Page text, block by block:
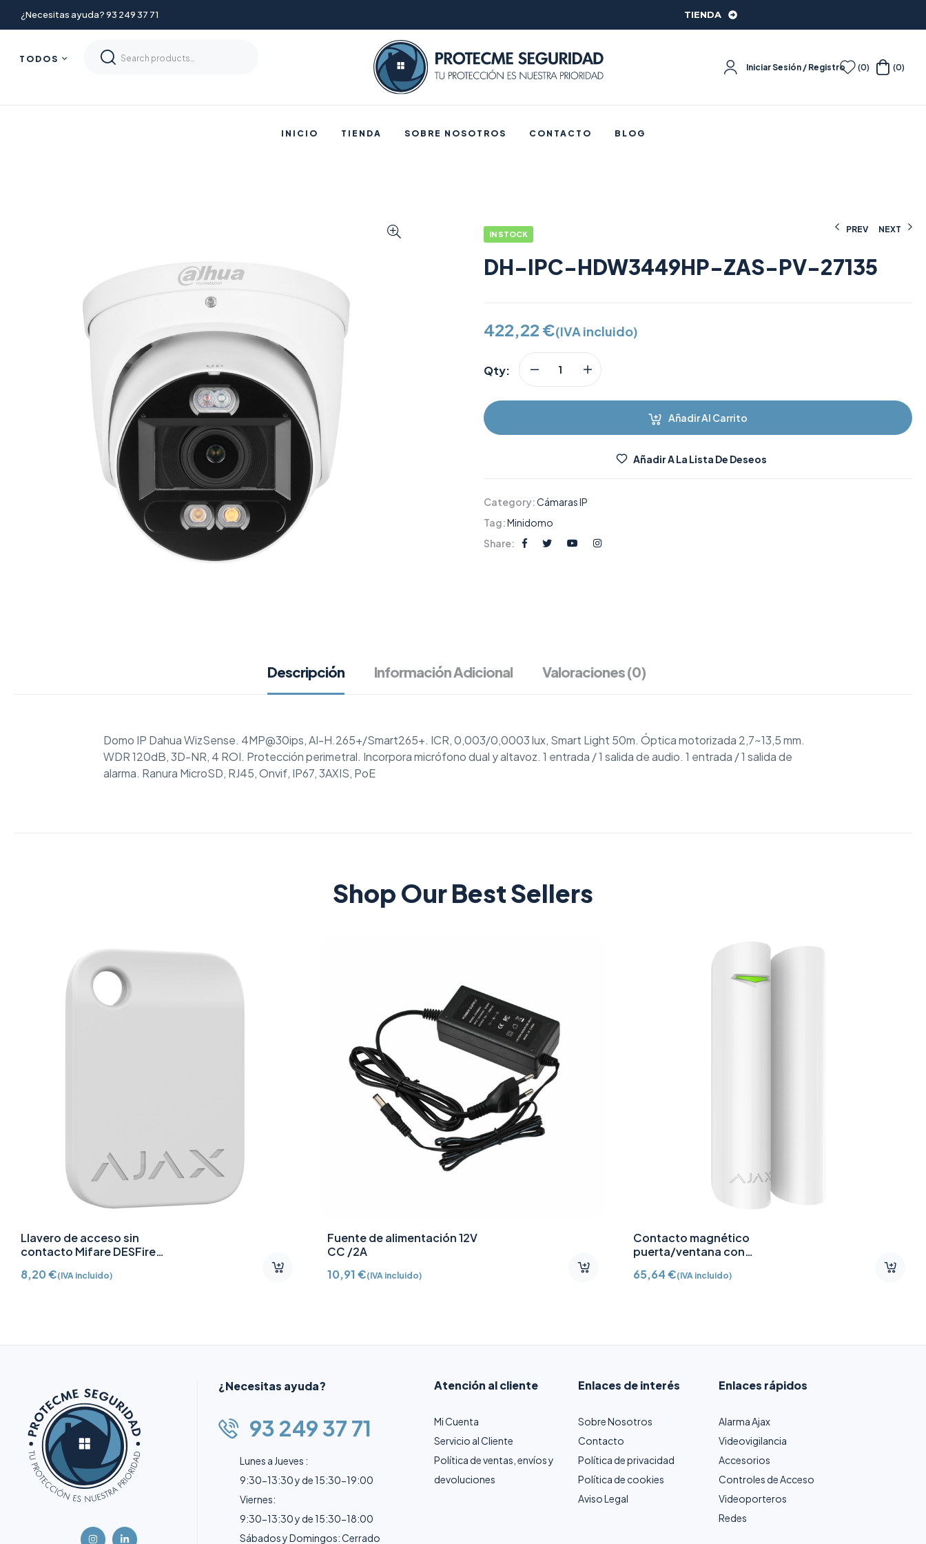
¿Necesitas ayuda? 93 249 37 71 TIENDA
TODOS
Iniciar Sesión / Registro (0) (0)
INICIO TIENDA SOBRE NOSOTROS CONTACTO BLOG
PREV NEXT
IN STOCK
DH-IPC-HDW3449HP-ZAS-PV-27135
422,22 €(IVA incluido)
Qty:
Añadir Al Carrito
Añadir A La Lista De Deseos
Category:Cámaras IP
Tag:Minidomo
Share:
Descripción Información Adicional Valoraciones (0)
Domo IP Dahua WizSense. 4MP@30ips, AI-H.265+/Smart265+. ICR, 0,003/0,0003 lux, Smart Light 50m. Óptica motorizada 2,7~13,5 mm.
WDR 120dB, 3D-NR, 4 ROI. Protección perimetral. Incorpora micrófono dual y altavoz. 1 entrada / 1 salida de audio. 1 entrada / 1 salida de
alarma. Ranura MicroSD, RJ45, Onvif, IP67, 3AXIS, PoE
Shop Our Best Sellers
Llavero de acceso sin
contacto Mifare DESFire
8,20€(IVA incluido)
Fuente de alimentación 12V
CC /2A
10,91€(IVA incluido)
Contacto magnético
puerta/ventana con
inclinación AJ-
65,64€(IVA incluido)
¿Necesitas ayuda?
93 249 37 71
Lunes a Jueves :
9:30-13:30 y de 15:30-19:00
Viernes:
9:30-13:30 y de 15:30-18:00
Sábados y Domingos: Cerrado
Atención al cliente
Mi Cuenta
Servicio al Cliente
Política de ventas, envíos y
devoluciones
Enlaces de interés
Sobre Nosotros
Contacto
Política de privacidad
Política de cookies
Aviso Legal
Enlaces rápidos
Alarma Ajax
Videovigilancia
Accesorios
Controles de Acceso
Videoporteros
Redes